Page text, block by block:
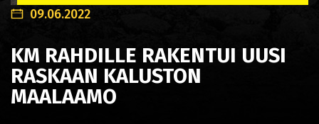
09.06.2022
KM RAHDILLE RAKENTUI UUSI
RASKAAN KALUSTON
MAALAAMO